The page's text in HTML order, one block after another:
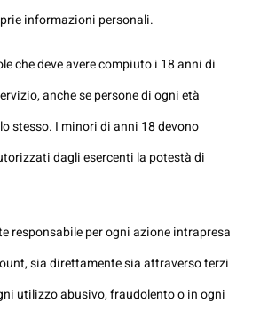
informazioni personali.
che deve avere compiuto i 18 anni di
anche se persone di ogni età
stesso. I minori di anni 18 devono
dagli esercenti la potestà di
responsabile per ogni azione intrapresa
sia direttamente sia attraverso terzi
utilizzo abusivo, fraudolento o in ogni